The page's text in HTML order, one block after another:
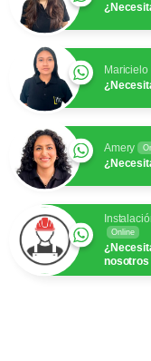
Maricielo
Amery
Online
nosotros